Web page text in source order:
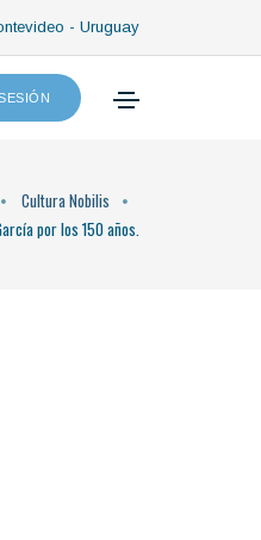
- Uruguay
Cultura Nobilis
por los 150 años.